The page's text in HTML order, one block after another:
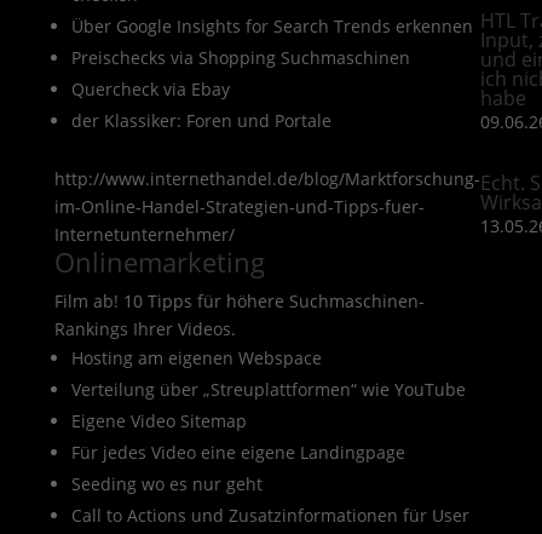
Über Google Insights for Search Trends erkennen
Preischecks via Shopping Suchmaschinen
Quercheck via Ebay
der Klassiker: Foren und Portale
http://www.internethandel.de/blog/Marktforschung-
im-Online-Handel-Strategien-und-Tipps-fuer-
Internetunternehmer/
Onlinemarketing
Film ab! 10 Tipps für höhere Suchmaschinen-
Rankings Ihrer Videos.
Hosting am eigenen Webspace
Verteilung über „Streuplattformen“ wie YouTube
Eigene Video Sitemap
Für jedes Video eine eigene Landingpage
Seeding wo es nur geht
Call to Actions und Zusatzinformationen für User
HTL
Input,
und
ich
habe
Echt.